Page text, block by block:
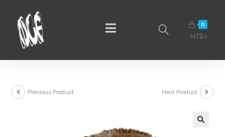
0
NT$0
Previous Product Next Product